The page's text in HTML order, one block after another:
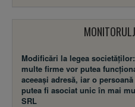
Modificări la legea
multe firme vor putea
aceeaşi adresă, iar o
putea fi asociat unic în mai
SRL